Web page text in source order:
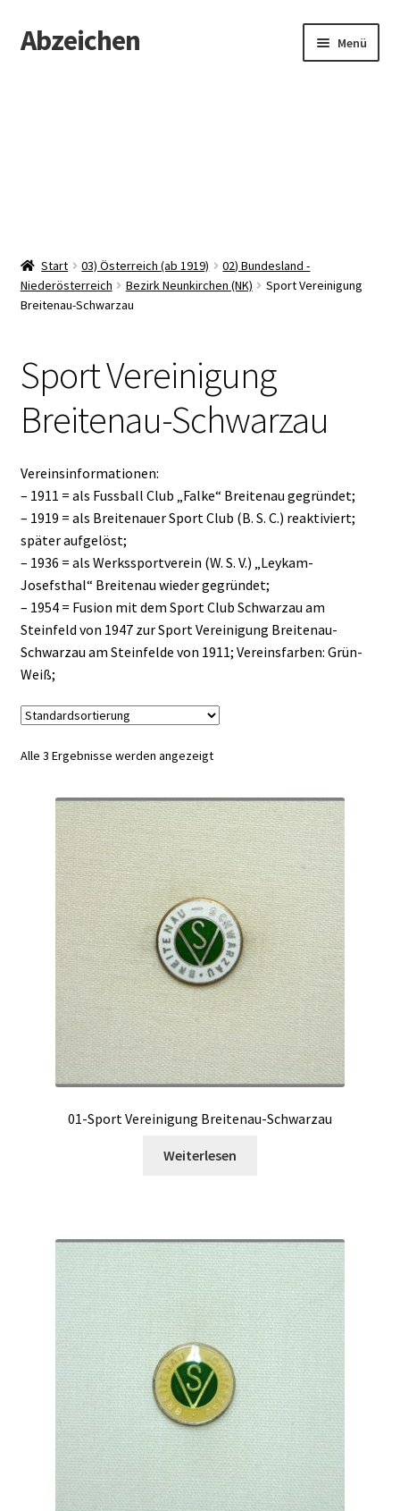
Zur
Navigation
Zum
Inhalt
Abzeichen Menü
Start 03) Österreich (ab 1919)
02) Bundesland -
Niederösterreich
Bezirk Neunkirchen (NK)
Sport Vereinigung
Breitenau-Schwarzau
Sport Vereinigung
Breitenau-Schwarzau
Vereinsinformationen:
– 1911 = als Fussball Club „Falke“ Breitenau gegründet;
– 1919 = als Breitenauer Sport Club (B. S. C.) reaktiviert;
später aufgelöst;
– 1936 = als Werkssportverein (W. S. V.) „Leykam-
Josefsthal“ Breitenau wieder gegründet;
– 1954 = Fusion mit dem Sport Club Schwarzau am
Steinfeld von 1947 zur Sport Vereinigung Breitenau-
Schwarzau am Steinfelde von 1911; Vereinsfarben: Grün-
Weiß;
Alle 3 Ergebnisse werden angezeigt
01-Sport Vereinigung Breitenau-Schwarzau
Weiterlesen